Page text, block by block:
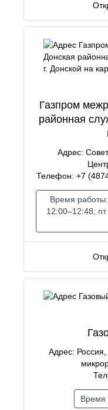
Газпром
районная
Адрес:
Телефон: +7
Время
12:00–12:48;
Адрес: Россия,
Время